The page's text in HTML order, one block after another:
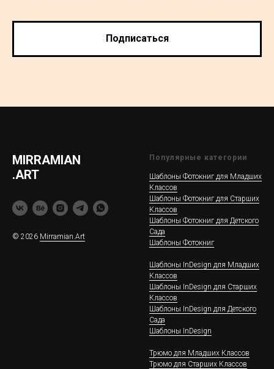
Подписаться
MIRRAMIAN
.ART
© 2026 Mirramian.Art
Популярные категории
Шаблоны Фотокниг для Младших
Классов
Шаблоны Фотокниг для Старших
Классов
Шаблоны Фотокниг для Детского
Сада
Шаблоны Фотокниг
Шаблоны InDesign для Младших
Классов
Шаблоны InDesign для Старших
Классов
Шаблоны InDesign для Детского
Сада
Шаблоны InDesign
Трюмо для Младших Классов
Трюмо для Старших Классов